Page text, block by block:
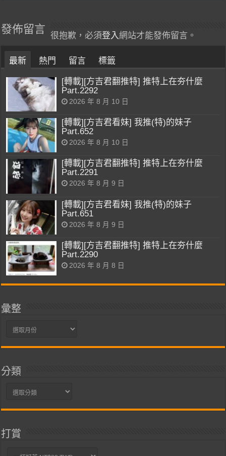
發佈留言
很抱歉，必須登入網站才能發佈留言。
最新 熱門 留言 標籤
[轉載][方吉君翻推特] 推特上在夯什麼
Part.2292
2026 年 8 月 10 日
[轉載][方吉君看妹] 我推(特)的妹子
Part.652
2026 年 8 月 10 日
[轉載][方吉君翻推特] 推特上在夯什麼
Part.2291
2026 年 8 月 9 日
[轉載][方吉君看妹] 我推(特)的妹子
Part.651
2026 年 8 月 9 日
[轉載][方吉君翻推特] 推特上在夯什麼
Part.2290
2026 年 8 月 8 日
彙整
彙
分類
分
打賞